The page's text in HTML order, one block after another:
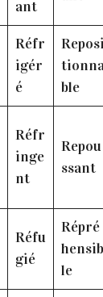
ant
Réfr
igér
é
Reposi
ble
Réfr
inge
nt
Repou
ssant
Réfu
gié
Répré
hensib
le